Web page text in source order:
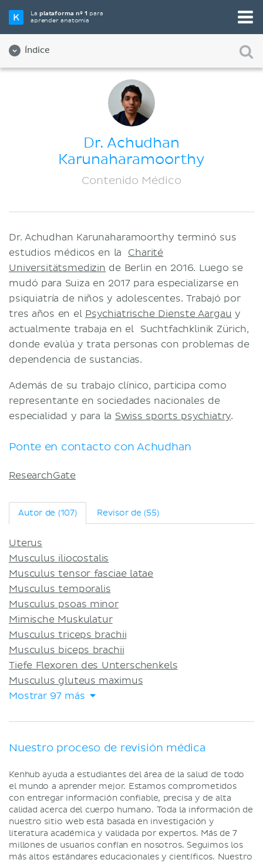
Laplataforma nº 1 para
aprender anatomía
Índice
Términos y condiciones
Política de privacidad
Dr. Achudhan
Karunaharamoorthy
Contenido Médico
Dr. Achudhan Karunaharamoorthy terminó sus
estudios médicos en la Charité
Universitätsmedizin de Berlin en 2016. Luego se
mudó para Suiza en 2017 para especializarse en
psiquiatría de niños y adolescentes. Trabajó por
tres años en el Psychiatrische Dienste Aargau y
actualmente trabaja en el Suchtfachklinik Zürich,
donde evalúa y trata personas con problemas de
dependencia de sustancias.
Además de su trabajo clínico, participa como
representante en sociedades nacionales de
especialidad y para la Swiss sports psychiatry.
Ponte en contacto con Achudhan
ResearchGate
Autor de (107) Revisor de (55)
Uterus
Musculus iliocostalis
Musculus tensor fasciae latae
Musculus temporalis
Musculus psoas minor
Mimische Muskulatur
Musculus triceps brachii
Musculus biceps brachii
Tiefe Flexoren des Unterschenkels
Musculus gluteus maximus
Mostrar 97 más
Nuestro proceso de revisión médica
Kenhub ayuda a estudiantes del área de la salud de todo
el mundo a aprender mejor. Estamos comprometidos
con entregar información confiable, precisa y de alta
calidad acerca del cuerpo humano. Toda la información de
nuestro sitio web está basada en investigación y
literatura académica y validada por expertos. Más de 7
millones de usuarios confían en nosotros. Seguimos los
más altos estándares educacionales y científicos. Nuestro